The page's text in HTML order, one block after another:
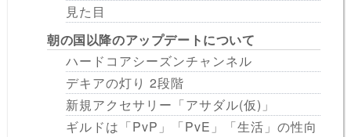
見た目
朝の国以降のアップデートについて
ハードコアシーズンチャンネル
デキアの灯り 2段階
新規アクセサリー「アサダル(仮)」
ギルドは「PvP」「PvE」「生活」の性向